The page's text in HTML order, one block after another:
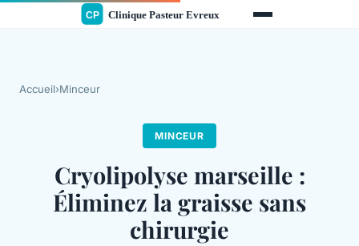
Accueil›Minceur
MINCEUR
Cryolipolyse marseille :
Éliminez la graisse sans
chirurgie